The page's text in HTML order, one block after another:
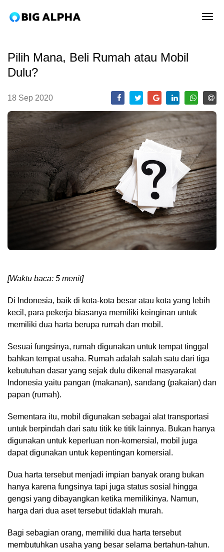
Pilih Mana, Beli Rumah atau Mobil
Dulu?
18 Sep 2020
[Waktu baca: 5 menit]
Di Indonesia, baik di kota-kota besar atau kota yang lebih
kecil, para pekerja biasanya memiliki keinginan untuk
memiliki dua harta berupa rumah dan mobil.
Sesuai fungsinya, rumah digunakan untuk tempat tinggal
bahkan tempat usaha. Rumah adalah salah satu dari tiga
kebutuhan dasar yang sejak dulu dikenal masyarakat
Indonesia yaitu pangan (makanan), sandang (pakaian) dan
papan (rumah).
Sementara itu, mobil digunakan sebagai alat transportasi
untuk berpindah dari satu titik ke titik lainnya. Bukan hanya
digunakan untuk keperluan non-komersial, mobil juga
dapat digunakan untuk kepentingan komersial.
Dua harta tersebut menjadi impian banyak orang bukan
hanya karena fungsinya tapi juga status sosial hingga
gengsi yang dibayangkan ketika memilikinya. Namun,
harga dari dua aset tersebut tidaklah murah.
Bagi sebagian orang, memiliki dua harta tersebut
membutuhkan usaha yang besar selama bertahun-tahun.